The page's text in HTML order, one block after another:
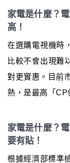
家電是什麼？
高！
在選購電視機時
比較不會出現難
對更實惠。目前
熟，是最高「CP
家電是什麼？
要有貼！
根據經濟部標準